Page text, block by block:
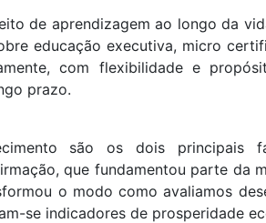
de aprendizagem ao longo da
educação executiva, micro
com flexibilidade e
prazo.
são os dois principais
que fundamentou parte da
o modo como avaliamos
se indicadores de prosperidade